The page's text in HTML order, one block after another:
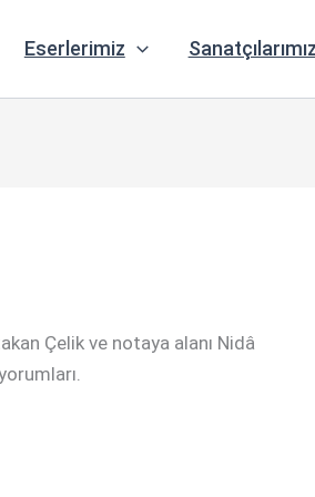
Eserlerimiz Sanatçılarımız
Çelik ve notaya alanı Nidâ